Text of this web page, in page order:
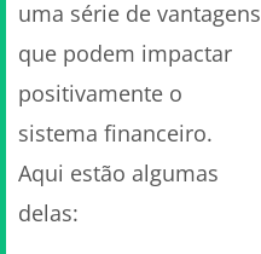
uma série de vantagens
que podem impactar
positivamente o
sistema financeiro.
Aqui estão algumas
delas: